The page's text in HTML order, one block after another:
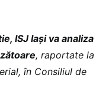
ISJ Iași va analiza
, raportate la
în Consiliul de